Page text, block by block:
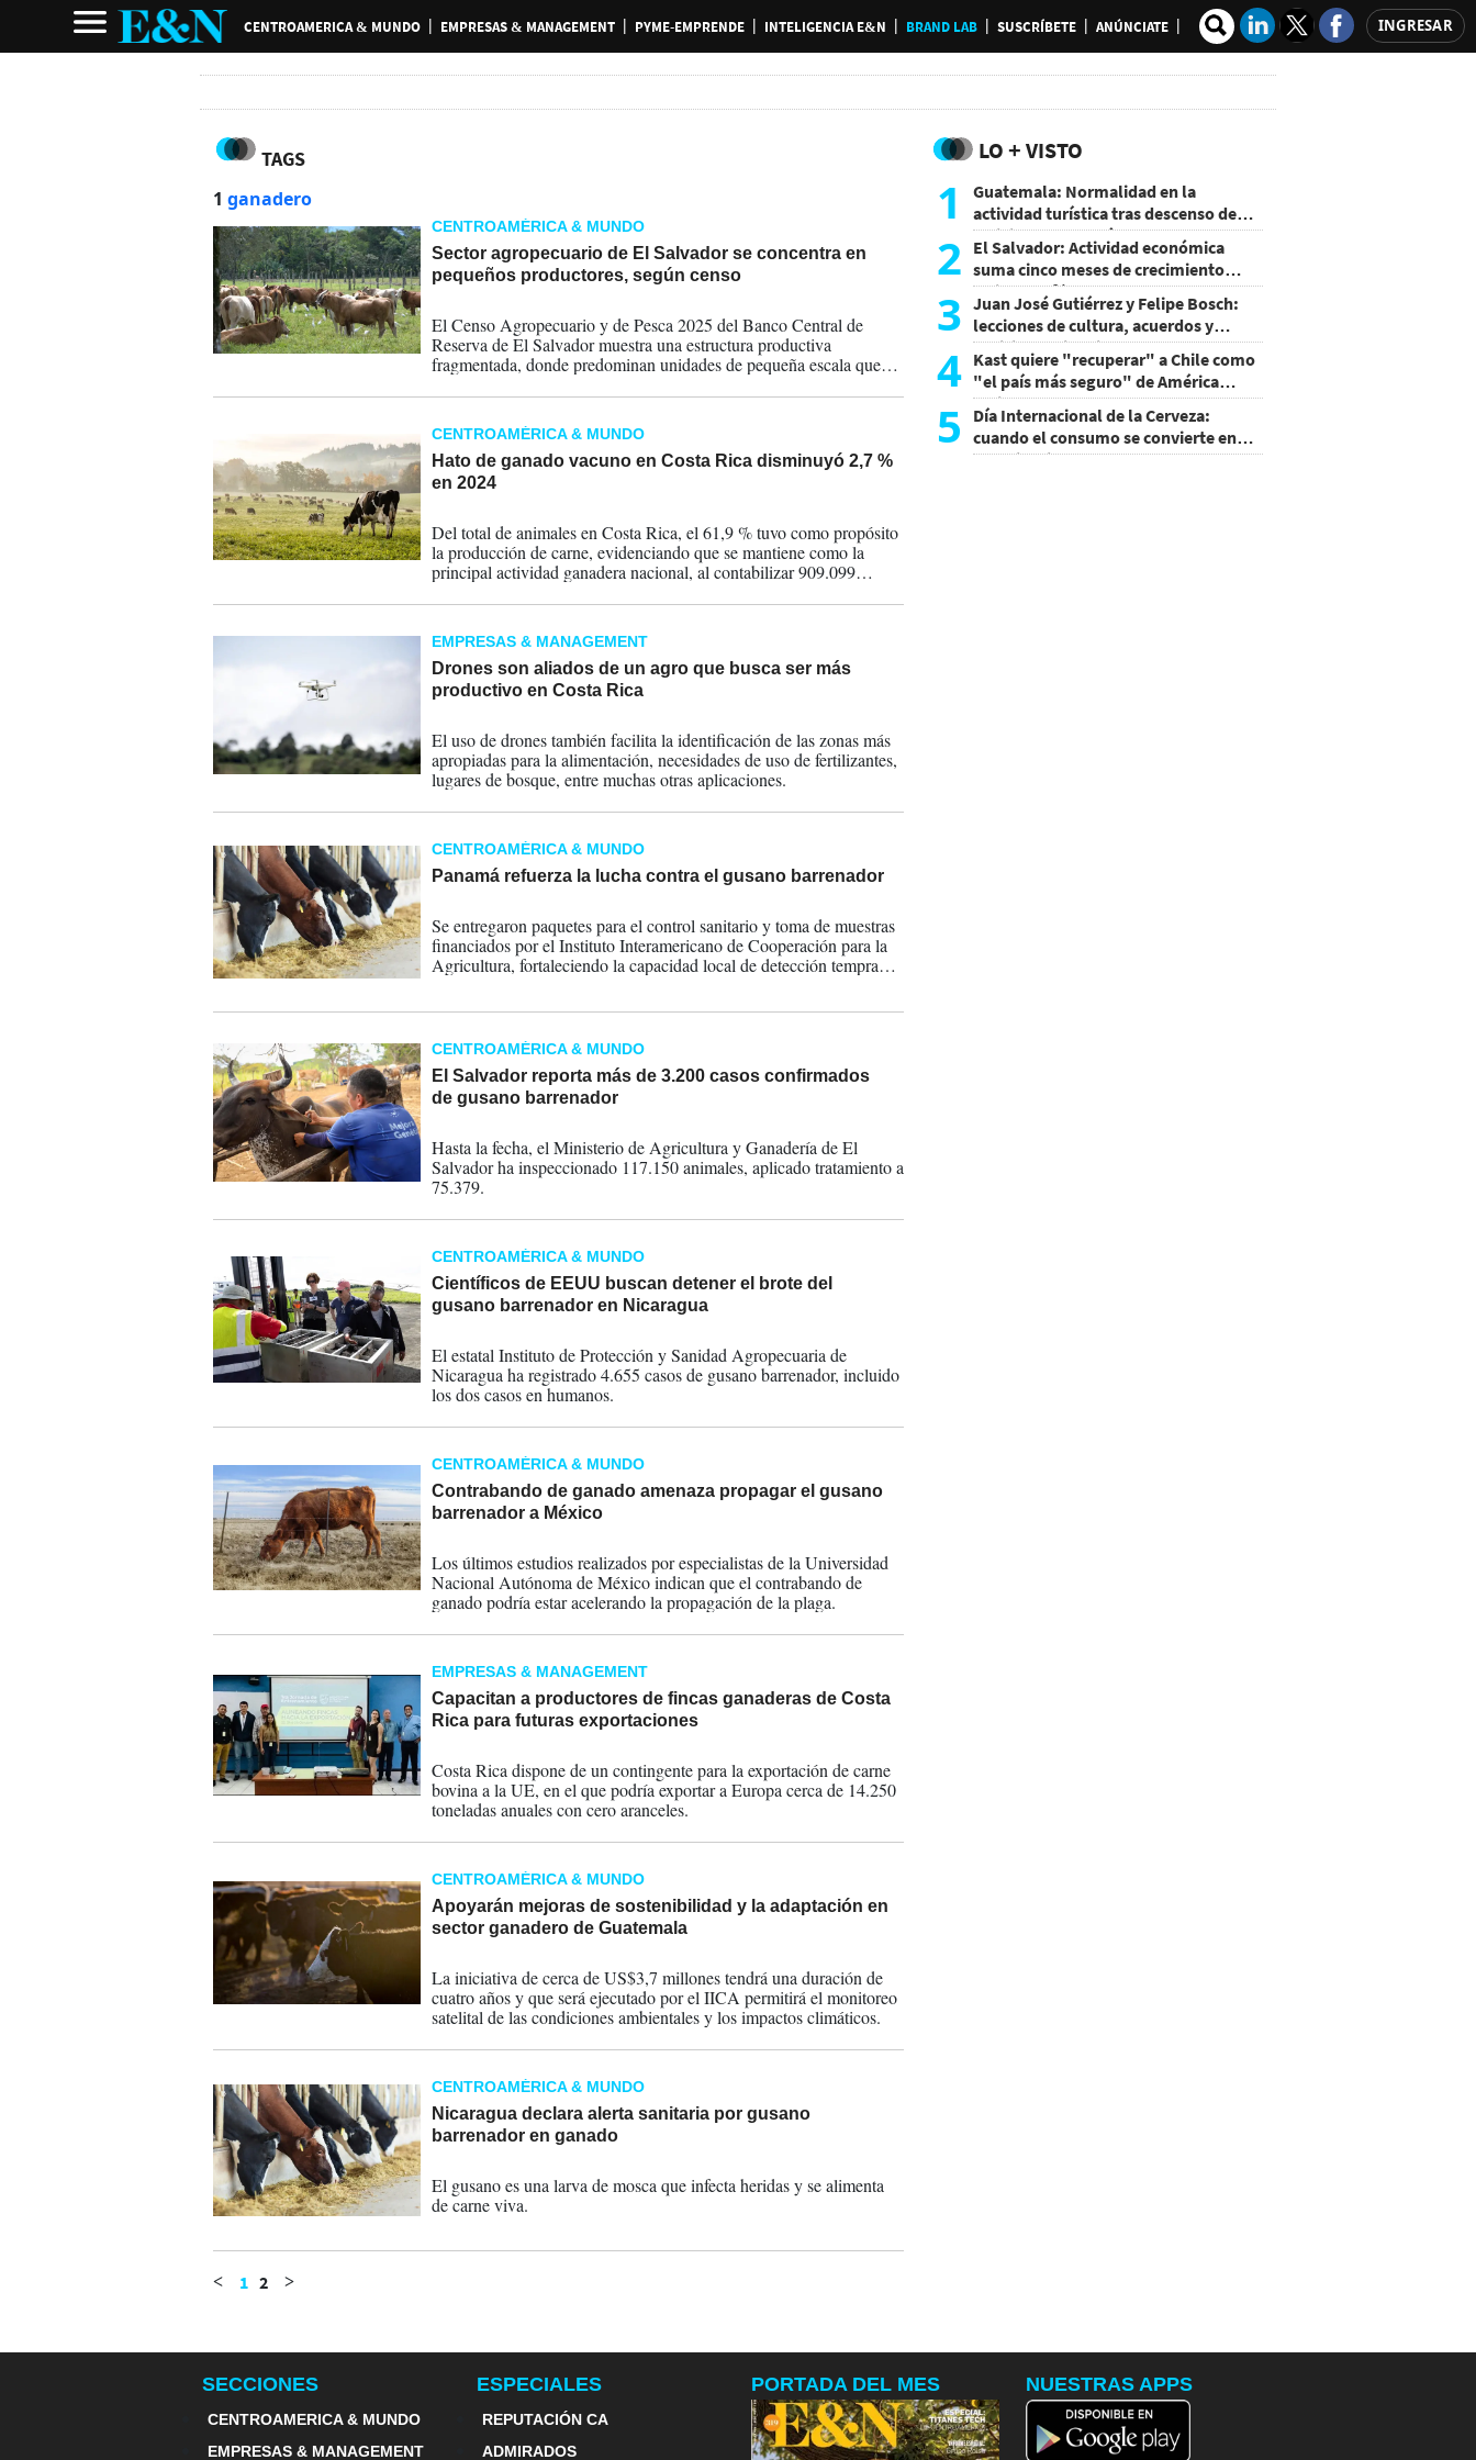
CENTROAMERICA & MUNDO EMPRESAS & MANAGEMENT PYME-EMPRENDE INTELIGENCIA E&N BRAND LAB SUSCRÍBETE ANÚNCIATE INGRESAR
TAGS
1 ganadero
CENTROAMÉRICA & MUNDO
Sector agropecuario de El Salvador se concentra en
pequeños productores, según censo
El Censo Agropecuario y de Pesca 2025 del Banco Central de
Reserva de El Salvador muestra una estructura productiva
fragmentada, donde predominan unidades de pequeña escala que
CENTROAMÉRICA & MUNDO
Hato de ganado vacuno en Costa Rica disminuyó 2,7 %
en 2024
Del total de animales en Costa Rica, el 61,9 % tuvo como propósito
la producción de carne, evidenciando que se mantiene como la
principal actividad ganadera nacional, al contabilizar 909.099
EMPRESAS & MANAGEMENT
Drones son aliados de un agro que busca ser más
productivo en Costa Rica
El uso de drones también facilita la identificación de las zonas más
apropiadas para la alimentación, necesidades de uso de fertilizantes,
lugares de bosque, entre muchas otras aplicaciones.
CENTROAMÉRICA & MUNDO
Panamá refuerza la lucha contra el gusano barrenador
Se entregaron paquetes para el control sanitario y toma de muestras
financiados por el Instituto Interamericano de Cooperación para la
Agricultura, fortaleciendo la capacidad local de detección temprana
CENTROAMÉRICA & MUNDO
El Salvador reporta más de 3.200 casos confirmados
de gusano barrenador
Hasta la fecha, el Ministerio de Agricultura y Ganadería de El
Salvador ha inspeccionado 117.150 animales, aplicado tratamiento a
75.379.
CENTROAMÉRICA & MUNDO
Científicos de EEUU buscan detener el brote del
gusano barrenador en Nicaragua
El estatal Instituto de Protección y Sanidad Agropecuaria de
Nicaragua ha registrado 4.655 casos de gusano barrenador, incluido
los dos casos en humanos.
CENTROAMÉRICA & MUNDO
Contrabando de ganado amenaza propagar el gusano
barrenador a México
Los últimos estudios realizados por especialistas de la Universidad
Nacional Autónoma de México indican que el contrabando de
ganado podría estar acelerando la propagación de la plaga.
EMPRESAS & MANAGEMENT
Capacitan a productores de fincas ganaderas de Costa
Rica para futuras exportaciones
Costa Rica dispone de un contingente para la exportación de carne
bovina a la UE, en el que podría exportar a Europa cerca de 14.250
toneladas anuales con cero aranceles.
CENTROAMÉRICA & MUNDO
Apoyarán mejoras de sostenibilidad y la adaptación en
sector ganadero de Guatemala
La iniciativa de cerca de US$3,7 millones tendrá una duración de
cuatro años y que será ejecutado por el IICA permitirá el monitoreo
satelital de las condiciones ambientales y los impactos climáticos.
CENTROAMÉRICA & MUNDO
Nicaragua declara alerta sanitaria por gusano
barrenador en ganado
El gusano es una larva de mosca que infecta heridas y se alimenta
de carne viva.
< 1 2 >
LO + VISTO
1
Guatemala: Normalidad en la
actividad turística tras descenso de
actividad del volcán de Fuego
2 El Salvador: Actividad económica
suma cinco meses de crecimiento
arriba de 4%
3 Juan José Gutiérrez y Felipe Bosch:
lecciones de cultura, acuerdos y
decisiones sin miedo
4 Kast quiere "recuperar" a Chile como
"el país más seguro" de América
Latina
5
Día Internacional de la Cerveza:
cuando el consumo se convierte en
experiencia
SECCIONES
CENTROAMERICA & MUNDO
EMPRESAS & MANAGEMENT
ESPECIALES
REPUTACIÓN CA
ADMIRADOS
PORTADA DEL MES NUESTRAS APPS